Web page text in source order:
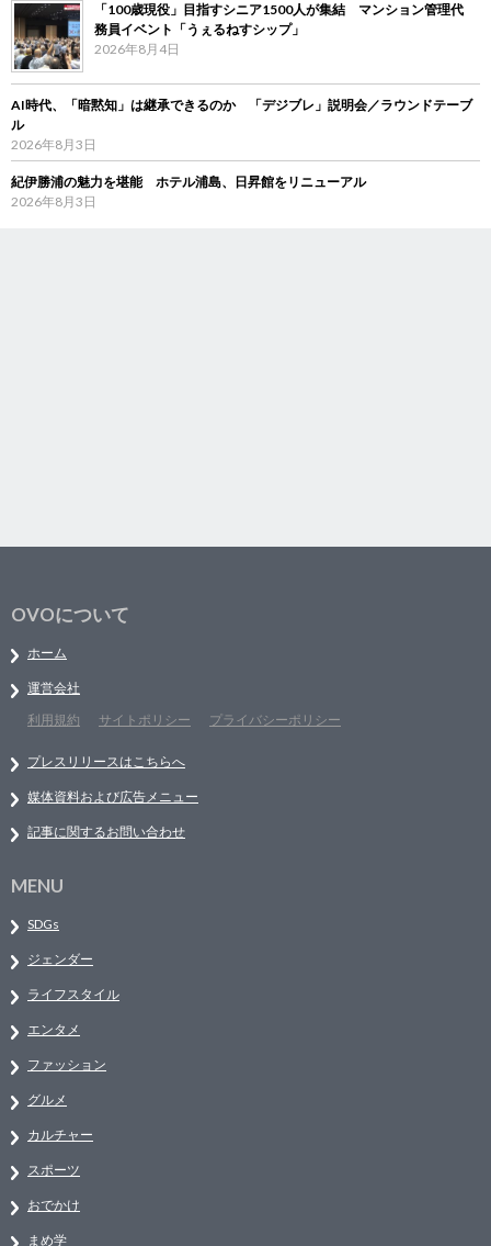
「100歳現役」目指すシニア1500人が集結 マンション管理代
務員イベント「うぇるねすシップ」
2026年8月4日
AI時代、「暗黙知」は継承できるのか 「デジブレ」説明会／ラウンドテーブ
ル
2026年8月3日
紀伊勝浦の魅力を堪能 ホテル浦島、日昇館をリニューアル
2026年8月3日
OVOについて
ホーム
運営会社
利用規約
サイトポリシー プライバシーポリシー
プレスリリースはこちらへ
媒体資料および広告メニュー
記事に関するお問い合わせ
MENU
SDGs
ジェンダー
ライフスタイル
エンタメ
ファッション
グルメ
カルチャー
スポーツ
おでかけ
まめ学